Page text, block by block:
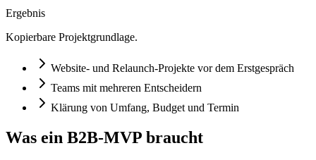
Ergebnis
Kopierbare Projektgrundlage.
Website- und Relaunch-Projekte vor dem Erstgespräch
Teams mit mehreren Entscheidern
Klärung von Umfang, Budget und Termin
Was ein B2B-MVP braucht